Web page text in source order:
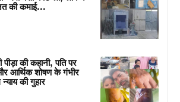
की कमाई...
की कहानी, पति पर
आर्थिक शोषण के गंभीर
की गुहार